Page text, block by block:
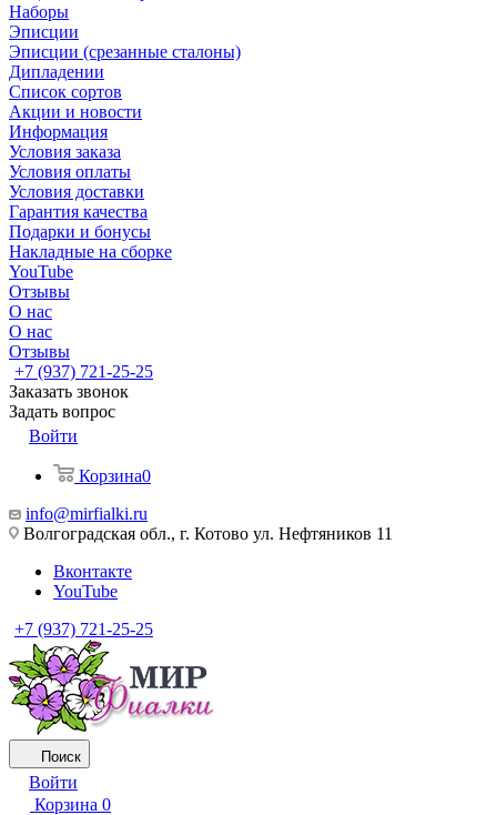
Наборы
Эписции
Эписции (срезанные сталоны)
Дипладении
Список сортов
Акции и новости
Информация
Условия заказа
Условия оплаты
Условия доставки
Гарантия качества
Подарки и бонусы
Накладные на сборке
YouTube
Отзывы
О нас
О нас
Отзывы
+7 (937) 721-25-25
Заказать звонок
Задать вопрос
Войти
Корзина0
info@mirfialki.ru
Волгоградская обл., г. Котово ул. Нефтяников 11
Вконтакте
YouTube
+7 (937) 721-25-25
Поиск
Войти
Корзина 0